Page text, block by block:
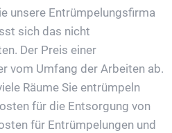
unsere Entrümpelungsfirma
sich das nicht
Der Preis einer
vom Umfang der Arbeiten ab.
Räume Sie entrümpeln
für die Entsorgung von
für Entrümpelungen und